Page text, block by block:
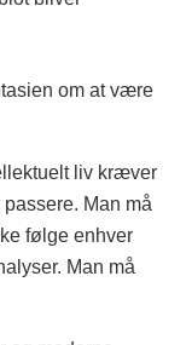
om at være
liv kræver
Man må
følge enhver
Man må